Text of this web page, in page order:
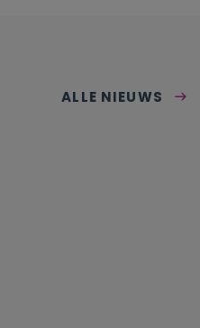
ALLE NIEUWS